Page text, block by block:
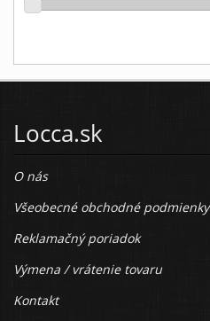
Locca.sk
O nás
Všeobecné obchodné podmienky
Reklamačný poriadok
Výmena / vrátenie tovaru
Kontakt